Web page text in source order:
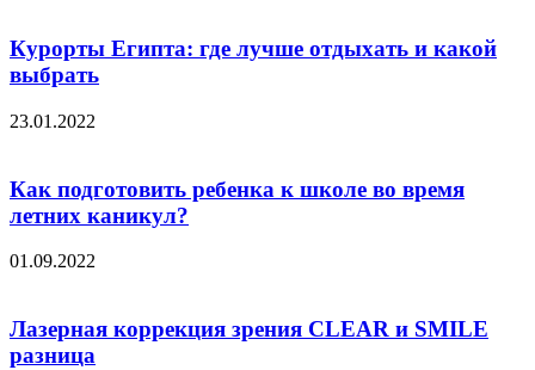
Курорты Египта: где лучше отдыхать и какой
выбрать
23.01.2022
Как подготовить ребенка к школе во время
летних каникул?
01.09.2022
Лазерная коррекция зрения CLEAR и SMILE
разница